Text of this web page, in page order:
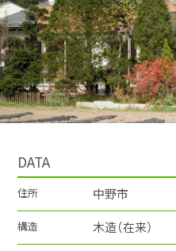
DATA
住所 中野市
構造 木造（在来）